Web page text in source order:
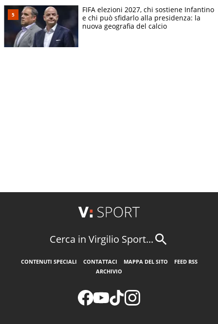
FIFA elezioni 2027, chi sostiene Infantino
e chi può sfidarlo alla presidenza: la
nuova geografia del calcio
Cerca in Virgilio Sport...
CONTENUTI SPECIALI CONTATTACI MAPPA DEL SITO
FEED RSS
ARCHIVIO